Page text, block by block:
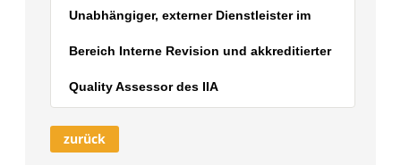
Unabhängiger, externer Dienstleister im
Bereich Interne Revision und akkreditierter
Quality Assessor des IIA
zurück